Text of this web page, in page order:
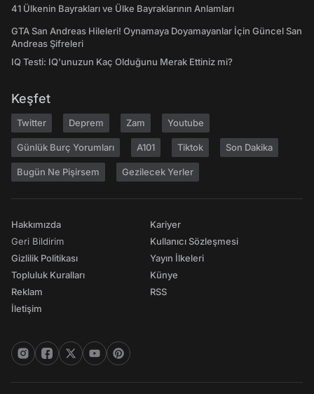
41 Ülkenin Bayrakları ve Ülke Bayraklarının Anlamları
GTA San Andreas Hileleri! Oynamaya Doyamayanlar İçin Güncel San
Andreas Şifreleri
IQ Testi: IQ'unuzun Kaç Olduğunu Merak Ettiniz mi?
Keşfet
Twitter Deprem Zam Youtube
Günlük Burç Yorumları A101 Tiktok Son Dakika
Bugün Ne Pişirsem Gezilecek Yerler
Hakkımızda
Geri Bildirim
Gizlilik Politikası
Topluluk Kuralları
Reklam
İletişim
Kariyer
Kullanıcı Sözleşmesi
Yayın İlkeleri
Künye
RSS